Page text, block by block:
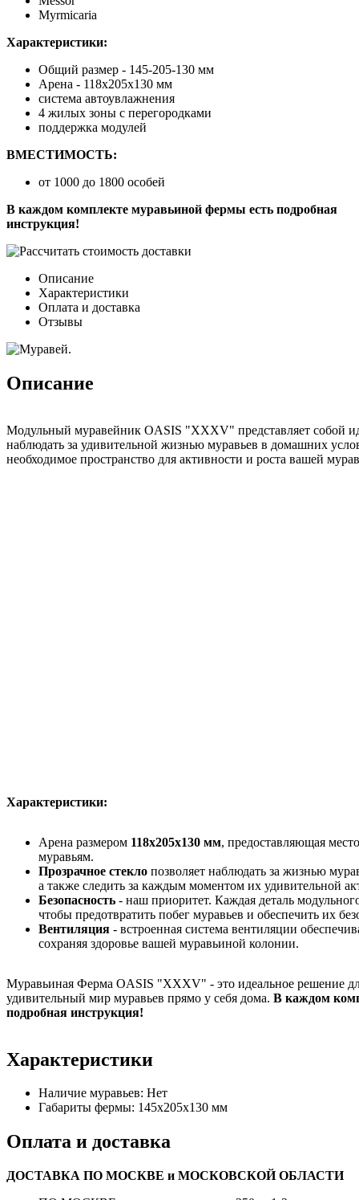
Myrmicaria
Характеристики:
Общий размер - 145-205-130 мм
Арена - 118х205х130 мм
система автоувлажнения
4 жилых зоны с перегородками
поддержка модулей
ВМЕСТИМОСТЬ:
от 1000 до 1800 особей
В каждом комплекте муравьиной фермы есть подробная
инструкция!
Описание
Характеристики
Оплата и доставка
Отзывы
Описание
Модульный муравейник OASIS "XXXV" представляет собой
наблюдать за удивительной жизнью муравьев в домашних
необходимое пространство для активности и роста вашей
Характеристики:
Арена размером 118х205х130 мм, предоставляющая
муравьям.
Прозрачное стекло позволяет наблюдать за жизнью
а также следить за каждым моментом их удивительной
Безопасность - наш приоритет. Каждая деталь
чтобы предотвратить побег муравьев и обеспечить их
Вентиляция - встроенная система вентиляции
сохраняя здоровье вашей муравьиной колонии.
Муравьиная Ферма OASIS "XXXV" - это идеальное решение
удивительный мир муравьев прямо у себя дома. В каждом
подробная инструкция!
Характеристики
Наличие муравьев: Нет
Габариты фермы: 145х205х130 мм
Оплата и доставка
ДОСТАВКА ПО МОСКВЕ и МОСКОВСКОЙ ОБЛАСТИ